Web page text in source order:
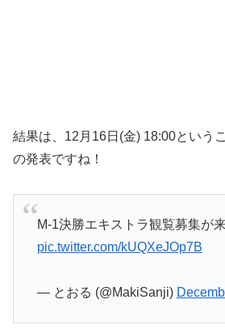
結果は、12月16日(金) 18:00という
の発表ですね！
M-1決勝エキストラ観覧募集が
pic.twitter.com/kUQXeJOp7B
— とおる (@MakiSanji)